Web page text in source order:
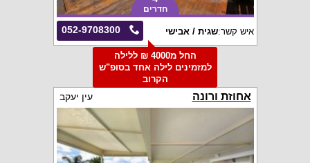
חדרים
052-9708300 איש קשר:שגית / אבישי
החל מ4000 ₪ ללילה
למזמינים לילה אחד בסופ"ש
הקרוב
אחוזת ורונה עין יעקב